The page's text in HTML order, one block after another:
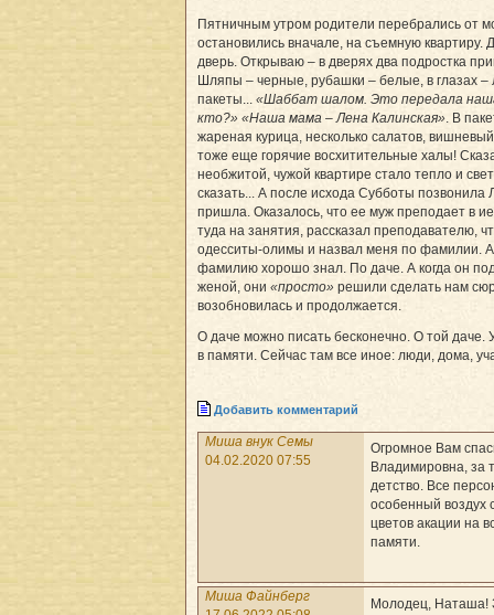
Пятничным утром родители перебрались от
остановились вначале, на съемную квартиру.
дверь. Открываю – в дверях два подростка
Шляпы – черные, рубашки – белые, в глазах –
пакеты... «Шаббат шалом. Это передала
кто?» «Наша мама – Лена Калинская» . В
жареная курица, несколько салатов,
тоже еще горячие восхитительные халы!
необжитой, чужой квартире стало тепло и
сказать... А после исхода Субботы позвонила
пришла. Оказалось, что ее муж преподает в
туда на занятия, рассказал преподавателю,
одесситы-олимы и назвал меня по фамилии. А
фамилию хорошо знал. По даче. А когда он
женой, они «просто» решили сделать нам
возобновилась и продолжается.
О даче можно писать бесконечно. О той даче.
в памяти. Сейчас там все иное: люди, дома,
Добавить комментарий
Миша внук Семы
04.02.2020 07:55
Огромное Вам
Владимировна, за
детство. Все
особенный воздух
цветов акации на
памяти.
Миша Файнберг
Молодец, Наташа!